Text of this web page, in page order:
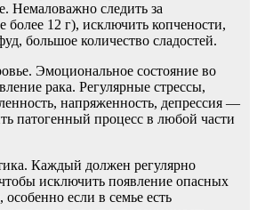
Немаловажно следить за
более 12 г), исключить копчености,
большое количество сладостей.
Эмоциональное состояние во
рака. Регулярные стрессы,
напряженность, депрессия —
патогенный процесс в любой части
Каждый должен регулярно
исключить появление опасных
если в семье есть